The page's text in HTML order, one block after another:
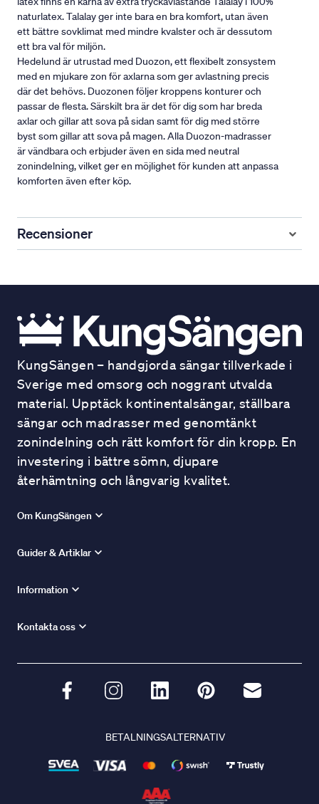
naturlatex. Talalay ger inte bara en bra komfort, utan även
ett bättre sovklimat med mindre kvalster och är dessutom
ett bra val för miljön.
Hedelund är utrustad med Duozon, ett flexibelt zonsystem
med en mjukare zon för axlarna som ger avlastning precis
där det behövs. Duozonen följer kroppens konturer och
passar de flesta. Särskilt bra är det för dig som har breda
axlar och gillar att sova på sidan samt för dig med större
byst som gillar att sova på magen. Alla Duozon-madrasser
är vändbara och erbjuder även en sida med neutral
zonindelning, vilket ger en möjlighet för kunden att anpassa
komforten även efter köp.
Recensioner
KungSängen – handgjorda sängar tillverkade i
Sverige med omsorg och noggrant utvalda
material. Upptäck kontinentalsängar, ställbara
sängar och madrasser med genomtänkt
zonindelning och rätt komfort för din kropp. En
investering i bättre sömn, djupare
återhämtning och långvarig kvalitet.
Om KungSängen
Guider & Artiklar
Information
Kontakta oss
BETALNINGSALTERNATIV